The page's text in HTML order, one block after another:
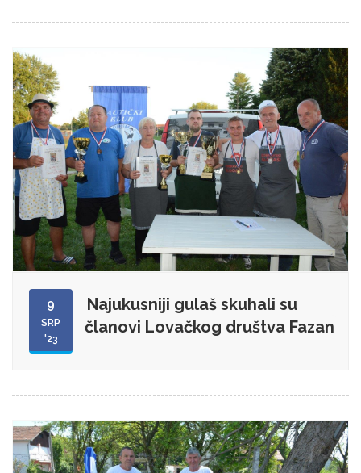
9
SRP
'23
Najukusniji gulaš skuhali su
članovi Lovačkog društva Fazan